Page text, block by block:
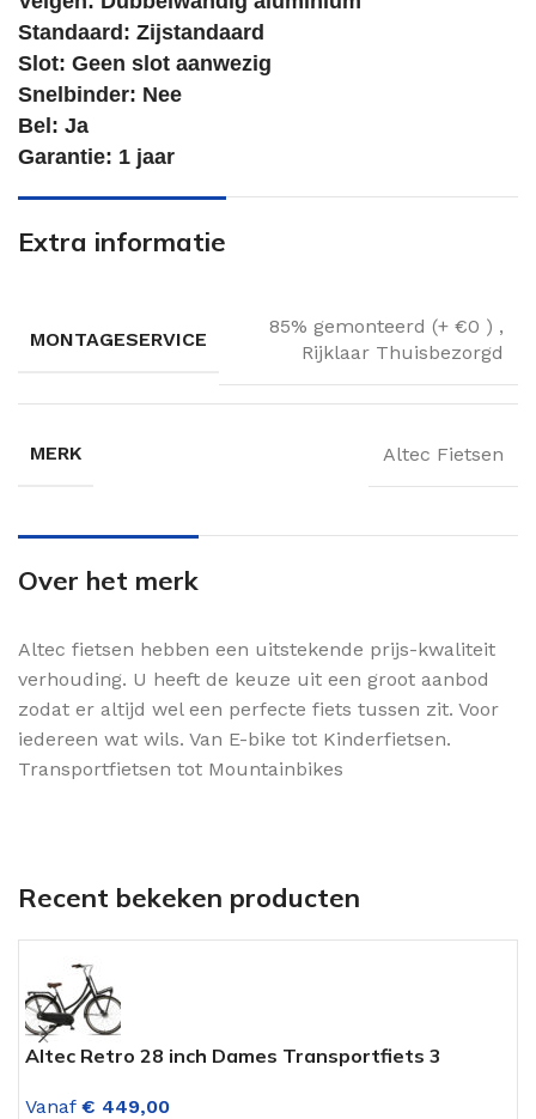
Standaard: Zijstandaard
Slot: Geen slot aanwezig
Snelbinder: Nee
Bel: Ja
Garantie: 1 jaar
Extra informatie
MONTAGESERVICE
85% gemonteerd (+ €0 ) ,
Rijklaar Thuisbezorgd
MERK Altec Fietsen
Over het merk
Altec fietsen hebben een uitstekende prijs-kwaliteit
verhouding. U heeft de keuze uit een groot aanbod
zodat er altijd wel een perfecte fiets tussen zit. Voor
iedereen wat wils. Van E-bike tot Kinderfietsen.
Transportfietsen tot Mountainbikes
Recent bekeken producten
Altec Retro 28 inch Dames Transportfiets 3
Vanaf € 449,00